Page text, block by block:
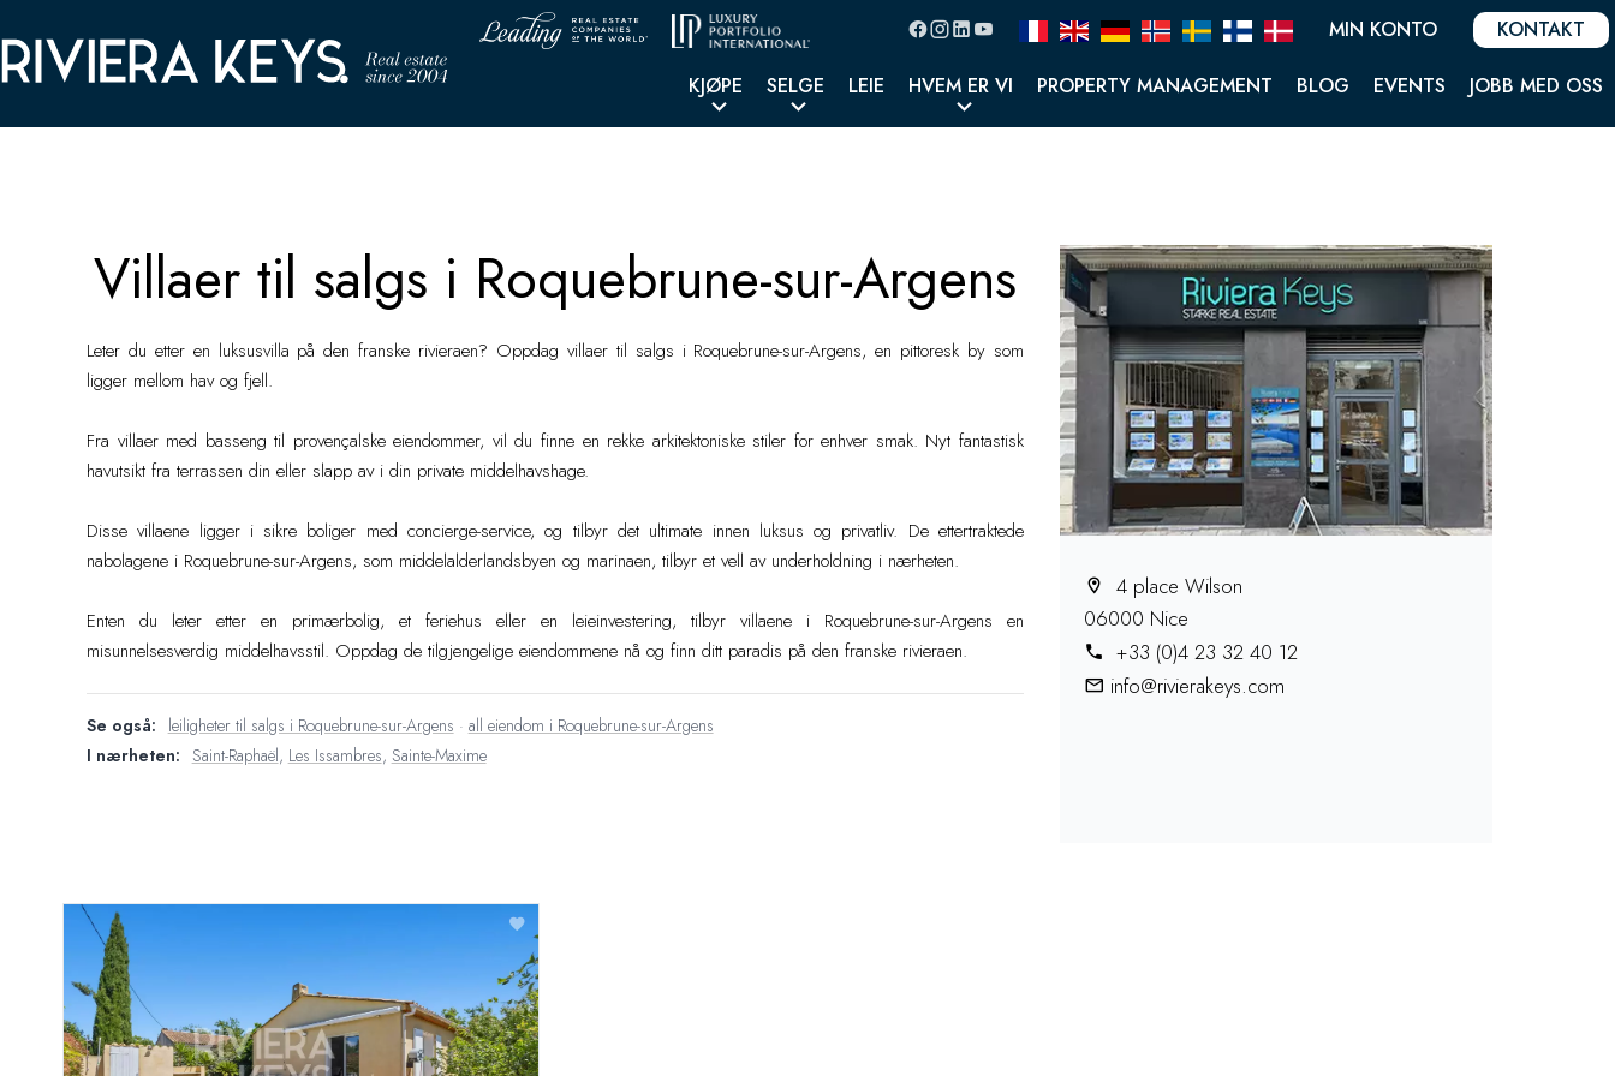
MIN KONTO KONTAKT
KJØPE SELGE LEIE HVEM ER VI PROPERTY MANAGEMENT BLOG EVENTS JOBB MED OSS
Villaer og hus til salgs i Roquebrune-sur-Argens
Villaer til salgs i Roquebrune-sur-Argens
Leter du etter en luksusvilla på den franske rivieraen? Oppdag villaer til salgs i Roquebrune-sur-Argens, en pittoresk by som
ligger mellom hav og fjell.
Fra villaer med basseng til provençalske eiendommer, vil du finne en rekke arkitektoniske stiler for enhver smak. Nyt fantastisk
havutsikt fra terrassen din eller slapp av i din private middelhavshage.
Disse villaene ligger i sikre boliger med concierge-service, og tilbyr det ultimate innen luksus og privatliv. De ettertraktede
nabolagene i Roquebrune-sur-Argens, som middelalderlandsbyen og marinaen, tilbyr et vell av underholdning i nærheten.
Enten du leter etter en primærbolig, et feriehus eller en leieinvestering, tilbyr villaene i Roquebrune-sur-Argens en
misunnelsesverdig middelhavsstil. Oppdag de tilgjengelige eiendommene nå og finn ditt paradis på den franske rivieraen.
Se også: leiligheter til salgs i Roquebrune-sur-Argens · all eiendom i Roquebrune-sur-Argens
I nærheten: Saint-Raphaël, Les Issambres, Sainte-Maxime
4 place Wilson
06000 Nice
+33 (0)4 23 32 40 12
info@rivierakeys.com